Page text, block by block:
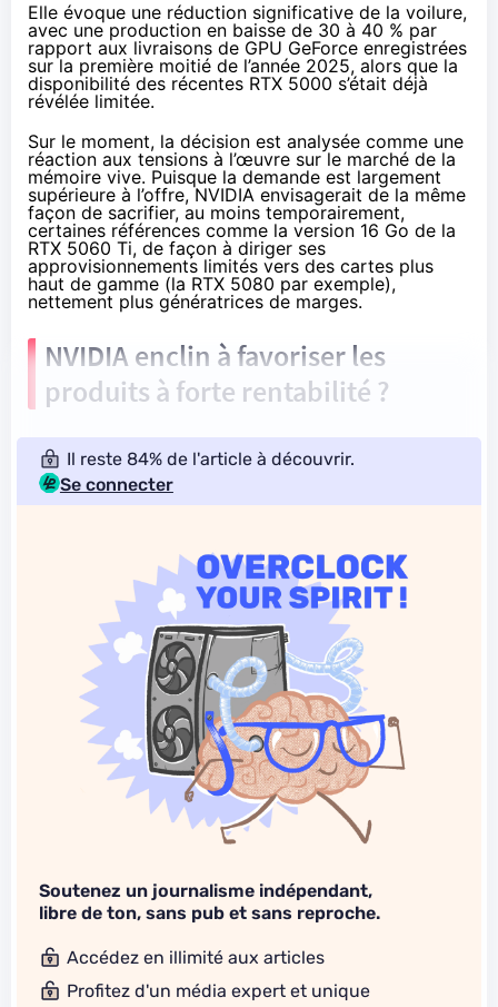
Elle évoque une réduction significative de la voilure,
avec une production en baisse de 30 à 40 % par
rapport aux livraisons de GPU GeForce enregistrées
sur la première moitié de l’année 2025, alors que la
disponibilité des récentes RTX 5000 s’était déjà
révélée limitée.
Sur le moment, la décision est analysée comme une
réaction aux tensions à l’œuvre sur le marché de la
mémoire vive. Puisque la demande est largement
supérieure à l’offre, NVIDIA envisagerait de la même
façon de sacrifier, au moins temporairement,
certaines références comme la version 16 Go de la
RTX 5060 Ti, de façon à diriger ses
approvisionnements limités vers des cartes plus
haut de gamme (la RTX 5080 par exemple),
nettement plus génératrices de marges.
NVIDIA enclin à favoriser les
produits à forte rentabilité ?
Il reste 84% de l'article à découvrir.
Se connecter
Soutenez un journalisme indépendant,
libre de ton, sans pub et sans reproche.
Accédez en illimité aux articles
Profitez d'un média expert et unique